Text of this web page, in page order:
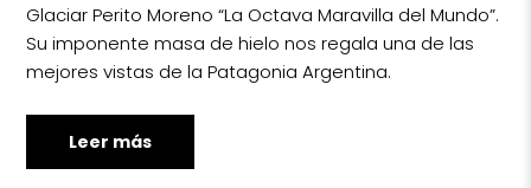
Glaciar Perito Moreno “La Octava Maravilla del Mundo”.
Su imponente masa de hielo nos regala una de las
mejores vistas de la Patagonia Argentina.
Leer más